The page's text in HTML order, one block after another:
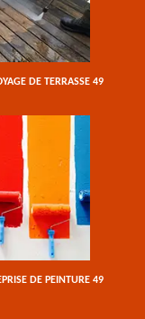
DE TERRASSE 49
DE PEINTURE 49